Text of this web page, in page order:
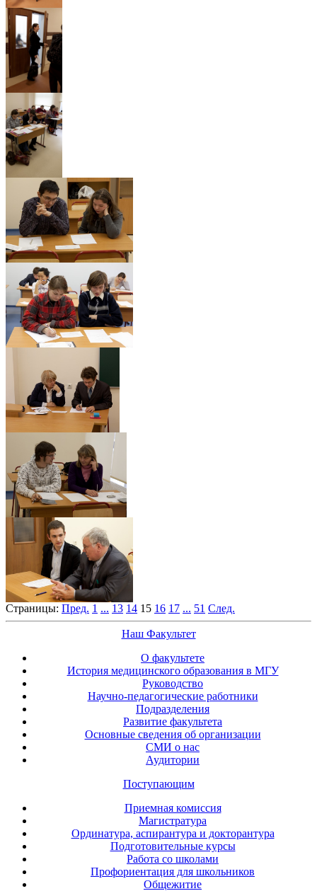
Страницы: Пред. 1 ... 13 14 15 16 17 ... 51 След.
Наш Факультет
О факультете
История медицинского образования в МГУ
Руководство
Научно-педагогические работники
Подразделения
Развитие факультета
Основные сведения об организации
СМИ о нас
Аудитории
Поступающим
Приемная комиссия
Магистратура
Ординатура, аспирантура и докторантура
Подготовительные курсы
Работа со школами
Профориентация для школьников
Общежитие